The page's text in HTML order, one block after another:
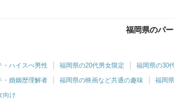
福岡県のパ
・ハイスぺ男性 福岡県の20代男女限定 福岡県の30
・婚姻歴理解者
福岡県の映画など共通の趣味 福岡
向け